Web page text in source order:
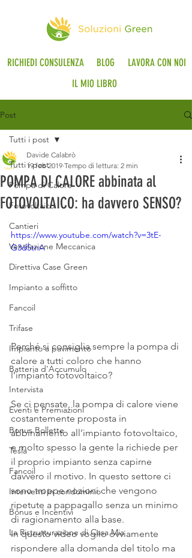
RICHIEDI CONSULENZA BLOG
LAVORA CON NOI
IL MIO LIBRO
Post
Tutti i post
Pompa di Calore
Fotovoltaico
Cantieri
Ventilazione Meccanica
Direttiva Case Green
Impianto a soffitto
Fancoil
Trifase
Impianto a pavimento
Batteria d'Accumulo
Intervista
Eventi e Premiazioni
Bonus Bollette
Tesla
Fancoil
Interventi in condominio
Bonus e Incentivi
La Ristrutturazione di Casa Mia
Tutti i post
POMPA DI CALORE abbinata al
FOTOVOLTAICO: ha davvero SENSO?
Davide Calabrò
19 feb 2019 Tempo di lettura: 2 min
https://www.youtube.com/watch?v=3tE-
G3d5tnA
Perché si consiglia sempre la pompa di
calore a tutti coloro che hanno
l’impianto fotovoltaico?
Se ci pensate, la pompa di calore viene
costantemente proposta in
abbinamento all’impianto fotovoltaico,
e molto spesso la gente la richiede per
il proprio impianto senza capirne
davvero il motivo. In questo settore ci
sono troppe nozioni che vengono
ripetute a pappagallo senza un minimo
di ragionamento alla base.
In questo video voglio ovviamente
rispondere alla domanda del titolo ma